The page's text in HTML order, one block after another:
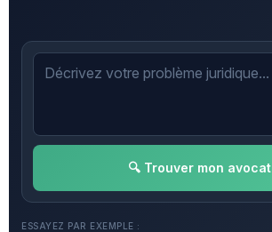
🔍 Trouver mon avocat
ESSAYEZ PAR EXEMPLE :